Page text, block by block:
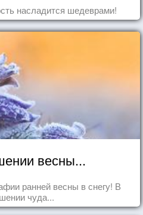
насладится шедеврами!
весны...
ранней весны в снегу! В
чуда...